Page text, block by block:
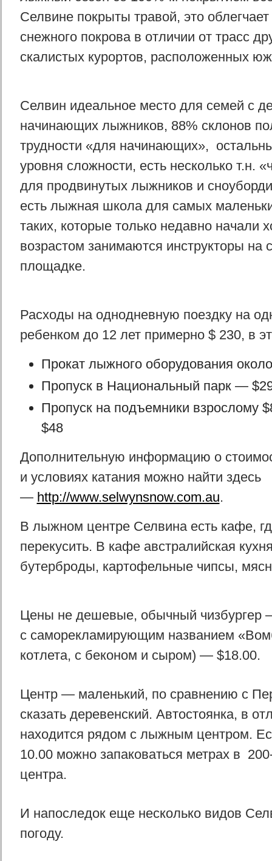
Селвине покрыты травой, это
снежного покрова в отличии от трасс
скалистых курортов, расположенных
Селвин идеальное место для семей с
начинающих лыжников, 88% склонов
трудности «для начинающих»,
уровня сложности, есть несколько т.н.
для продвинутых лыжников и
есть лыжная школа для самых
таких, которые только недавно начали
возрастом занимаются инструкторы на
площадке.
Расходы на однодневную поездку на
ребенком до 12 лет примерно $ 230, в
Прокат лыжного оборудования
Пропуск в Национальный парк —
Пропуск на подъемники взрослому
$48
Дополнительную информацию о
и условиях катания можно найти здесь
— http://www.selwynsnow.com.au.
В лыжном центре Селвина есть кафе,
перекусить. В кафе австралийская
бутерброды, картофельные чипсы,
Цены не дешевые, обычный чизбургер
с саморекламирующим названием
котлета, с беконом и сыром) — $18.00.
Центр — маленький, по сравнению с
сказать деревенский. Автостоянка, в
находится рядом с лыжным центром.
10.00 можно запаковаться метрах в
центра.
И напоследок еще несколько видов
погоду.